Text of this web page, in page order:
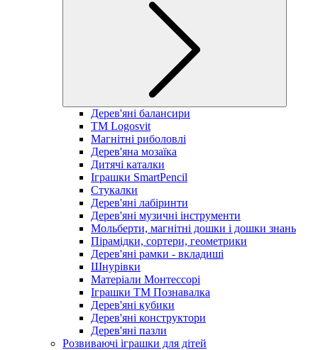
Дерев'яні балансири
TM Logosvit
Магнітні риболовлі
Дерев'яна мозаїка
Дитячі каталки
Іграшки SmartPencil
Стукалки
Дерев'яні лабіринти
Дерев'яні музичні інструменти
Мольберти, магнітні дошки і дошки знань
Пірамідки, сортери, геометрики
Дерев'яні рамки - вкладиші
Шнурівки
Матеріали Монтессорі
Іграшки ТМ Познавалка
Дерев'яні кубики
Дерев'яні конструктори
Дерев'яні пазли
Розвиваючі іграшки для дітей